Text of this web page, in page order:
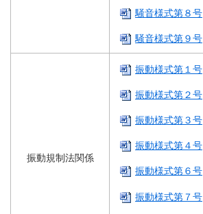
騒音様式第８号
騒音様式第９号
振動規制法関係
振動様式第１号
振動様式第２号
振動様式第３号
振動様式第４号
振動様式第６号
振動様式第７号